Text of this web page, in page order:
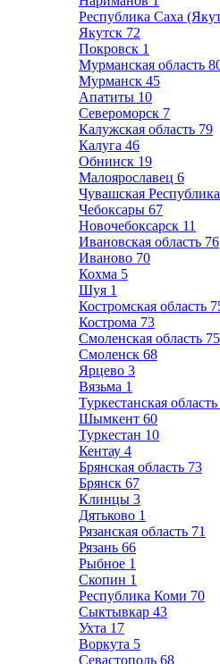
Республика Саха
Якутск 72
Покровск 1
Мурманская область
Мурманск 45
Апатиты 10
Североморск 7
Калужская область 79
Калуга 46
Обнинск 19
Малоярославец 6
Чувашская
Чебоксары 67
Новочебоксарск 11
Ивановская область 76
Иваново 70
Кохма 5
Шуя 1
Костромская область
Кострома 73
Смоленская область 75
Смоленск 68
Ярцево 3
Вязьма 1
Туркестанская область
Шымкент 60
Туркестан 10
Кентау 4
Брянская область 73
Брянск 67
Клинцы 3
Дятьково 1
Рязанская область 71
Рязань 66
Рыбное 1
Скопин 1
Республика Коми 70
Сыктывкар 43
Ухта 17
Воркута 5
Севастополь 68